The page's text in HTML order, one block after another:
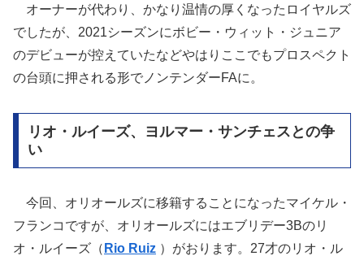
オーナーが代わり、かなり温情の厚くなったロイヤルズ
でしたが、2021シーズンにボビー・ウィット・ジュニア
のデビューが控えていたなどやはりここでもプロスペクト
の台頭に押される形でノンテンダーFAに。
リオ・ルイーズ、ヨルマー・サンチェスとの争
い
今回、オリオールズに移籍することになったマイケル・
フランコですが、オリオールズにはエブリデー3Bのリ
オ・ルイーズ（ Rio Ruiz ）がおります。27才のリオ・ル